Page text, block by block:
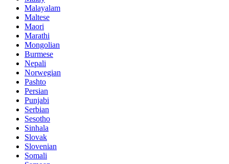
Malayalam
Maltese
Maori
Marathi
Mongolian
Burmese
Nepali
Norwegian
Pashto
Persian
Punjabi
Serbian
Sesotho
Sinhala
Slovak
Slovenian
Somali